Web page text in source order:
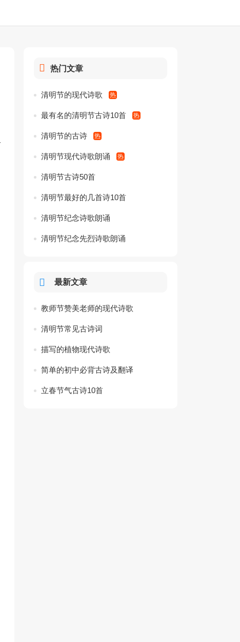
热门文章
清明节的现代诗歌
最有名的清明节古诗10首
清明节的古诗
清明节现代诗歌朗诵
清明节古诗50首
清明节最好的几首诗10首
清明节纪念诗歌朗诵
清明节纪念先烈诗歌朗诵
最新文章
教师节赞美老师的现代诗歌
清明节常见古诗词
描写的植物现代诗歌
简单的初中必背古诗及翻译
立春节气古诗10首